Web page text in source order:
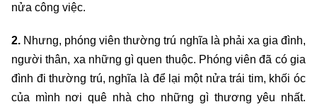
nửa công việc.
2. Nhưng, phóng viên thường trú nghĩa là phải xa gia đình,
người thân, xa những gì quen thuộc. Phóng viên đã có gia
đình đi thường trú, nghĩa là để lại một nửa trái tim, khối óc
của mình nơi quê nhà cho những gì thương yêu nhất.